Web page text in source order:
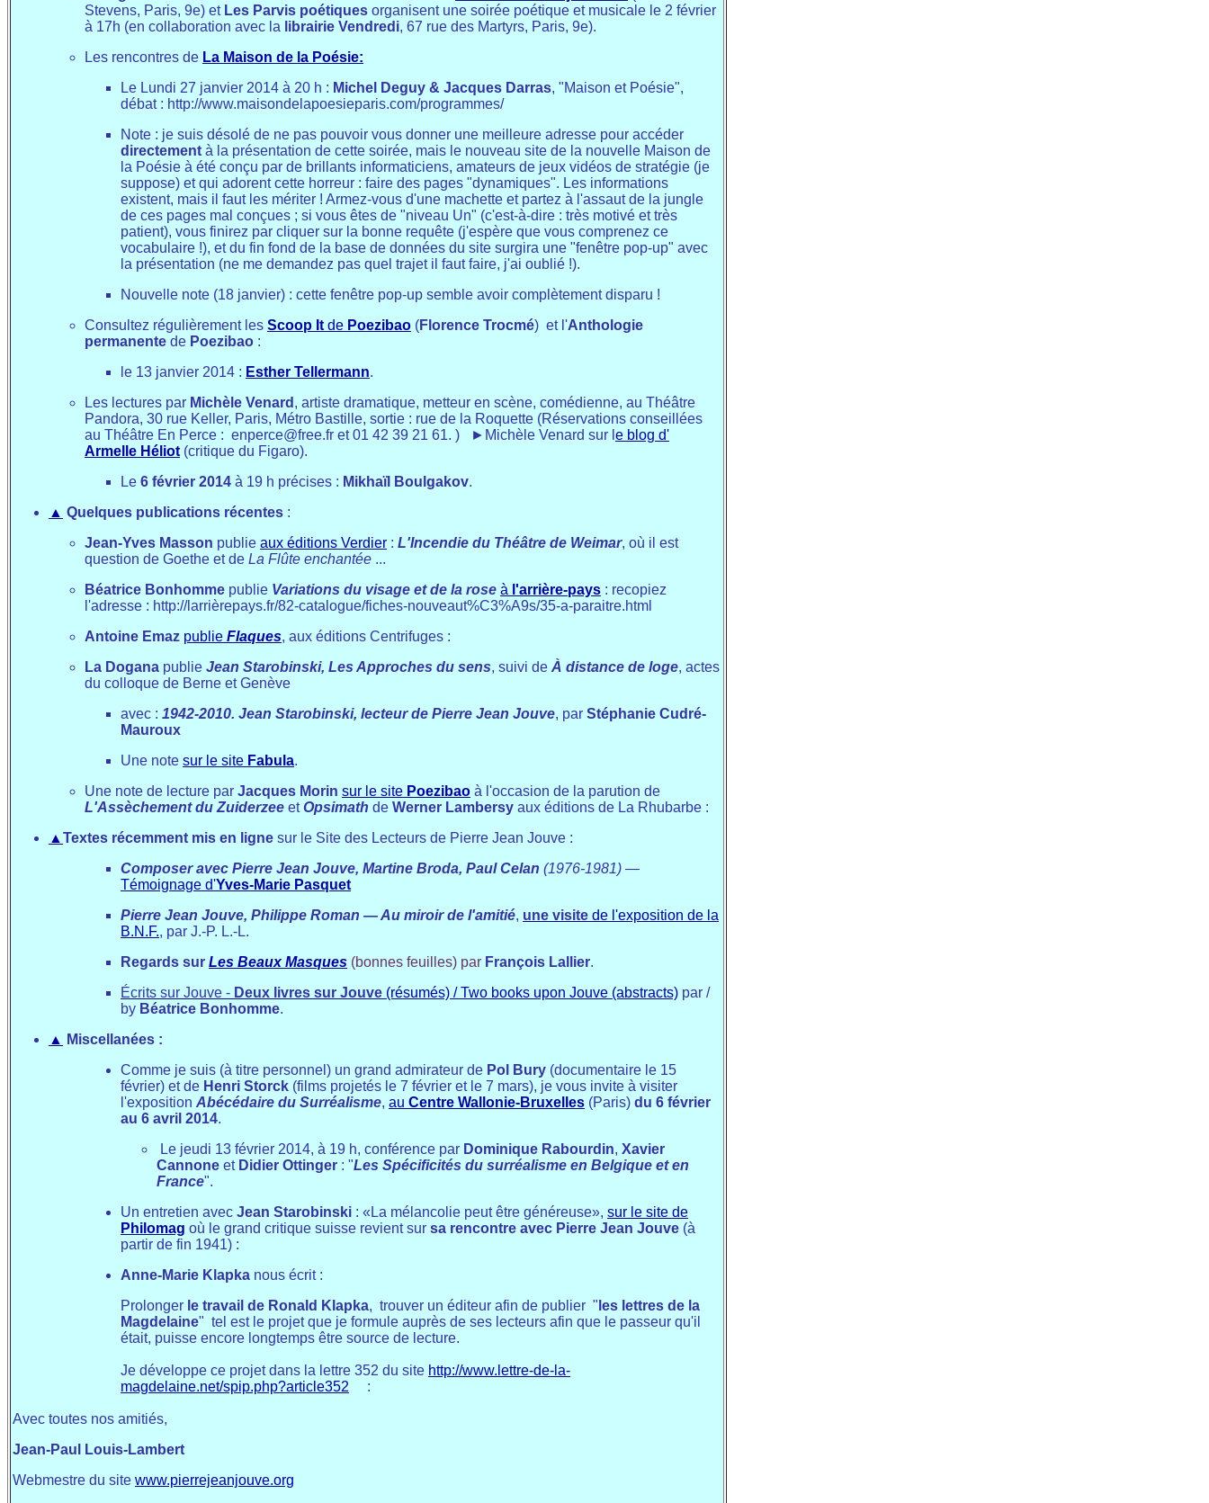
Stevens, Paris, 9e) et Les Parvis poétiques organisent une soirée poétique et musicale le 2 février
à 17h (en collaboration avec la librairie Vendredi, 67 rue des Martyrs, Paris, 9e).
Les rencontres de La Maison de la Poésie:
Le Lundi 27 janvier 2014 à 20 h : Michel Deguy & Jacques Darras, "Maison et Poésie",
débat : http://www.maisondelapoesieparis.com/programmes/
Note : je suis désolé de ne pas pouvoir vous donner une meilleure adresse pour accéder
directement à la présentation de cette soirée, mais le nouveau site de la nouvelle Maison de
la Poésie à été conçu par de brillants informaticiens, amateurs de jeux vidéos de stratégie (je
suppose) et qui adorent cette horreur : faire des pages "dynamiques". Les informations
existent, mais il faut les mériter ! Armez-vous d'une machette et partez à l'assaut de la jungle
de ces pages mal conçues ; si vous êtes de "niveau Un" (c'est-à-dire : très motivé et très
patient), vous finirez par cliquer sur la bonne requête (j'espère que vous comprenez ce
vocabulaire !), et du fin fond de la base de données du site surgira une "fenêtre pop-up" avec
la présentation (ne me demandez pas quel trajet il faut faire, j'ai oublié !).
Nouvelle note (18 janvier) : cette fenêtre pop-up semble avoir complètement disparu !
Consultez régulièrement les Scoop It de Poezibao (Florence Trocmé) et l'Anthologie
permanente de Poezibao :
le 13 janvier 2014 : Esther Tellermann.
Les lectures par Michèle Venard , artiste dramatique, metteur en scène, comédienne, au Théâtre
Pandora, 30 rue Keller, Paris, Métro Bastille, sortie : rue de la Roquette (Réservations conseillées
au Théâtre En Perce : enperce@free.fr et 01 42 39 21 61. ) ►Michèle Venard sur l e blog d'
Armelle Héliot (critique du Figaro).
Le 6 février 2014 à 19 h précises : Mikhaïl Boulgakov.
▲ Quelques publications récentes :
Jean-Yves Masson publie aux éditions Verdier : L'Incendie du Théâtre de Weimar, où il est
question de Goethe et de La Flûte enchantée ...
Béatrice Bonhomme publie Variations du visage et de la rose à l'arrière-pays : recopiez
l'adresse : http://larrièrepays.fr/82-catalogue/fiches-nouveaut%C3%A9s/35-a-paraitre.html
Antoine Emaz publie Flaques, aux éditions Centrifuges :
La Dogana publie Jean Starobinski, Les Approches du sens, suivi de À distance de loge, actes
du colloque de Berne et Genève
avec : 1942-2010. Jean Starobinski, lecteur de Pierre Jean Jouve, par Stéphanie Cudré-
Mauroux
Une note sur le site Fabula.
Une note de lecture par Jacques Morin sur le site Poezibao à l'occasion de la parution de
L'Assèchement du Zuiderzee etOpsimath de Werner Lambersy aux éditions de La Rhubarbe :
▲ Textes récemment mis en ligne sur le Site des Lecteurs de Pierre Jean Jouve :
Composer avec Pierre Jean Jouve, Martine Broda, Paul Celan (1976-1981) —
Témoignage d'Yves-Marie Pasquet
Pierre Jean Jouve, Philippe Roman — Au miroir de l'amitié, une visite de l'exposition de la
B.N.F., par J.-P. L.-L.
Regards sur Les Beaux Masques (bonnes feuilles) par François Lallier.
Écrits sur Jouve - Deux livres sur Jouve (résumés) / Two books upon Jouve (abstracts) par /
by Béatrice Bonhomme.
▲
Miscellanées :
Comme je suis (à titre personnel) un grand admirateur de Pol Bury (documentaire le 15
février) et de Henri Storck (films projetés le 7 février et le 7 mars), je vous invite à visiter
l'exposition Abécédaire du Surréalisme, au Centre Wallonie-Bruxelles (Paris) du 6 février
au 6 avril 2014.
Le jeudi 13 février 2014, à 19 h, conférence par Dominique Rabourdin, Xavier
Cannone et Didier Ottinger : "Les Spécificités du surréalisme en Belgique et en
France".
Un entretien avec Jean Starobinski : «La mélancolie peut être généreuse», sur le site de
Philomag où le grand critique suisse revient sur sa rencontre avec Pierre Jean Jouve (à
partir de fin 1941) :
Anne-Marie Klapka nous écrit :
Prolonger le travail de Ronald Klapka, trouver un éditeur afin de publier " les lettres de la
Magdelaine" tel est le projet que je formule auprès de ses lecteurs afin que le passeur qu'il
était, puisse encore longtemps être source de lecture.
Je développe ce projet dans la lettre 352 du site http://www.lettre-de-la-
magdelaine.net/spip.php?article352 :
Avec toutes nos amitiés,
Jean-Paul Louis-Lambert
Webmestre du site www.pierrejeanjouve.org